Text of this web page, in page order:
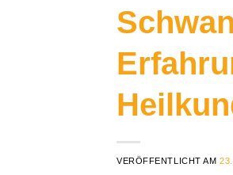
VERÖFFENTLICHT AM